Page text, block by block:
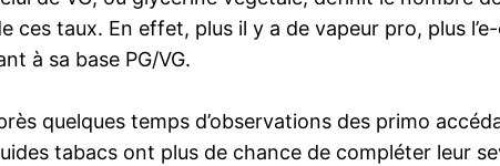
taux. En effet, plus il y a de vapeur pro, plus
à sa base PG/VG.
quelques temps d’observations des primo
tabacs ont plus de chance de compléter leur